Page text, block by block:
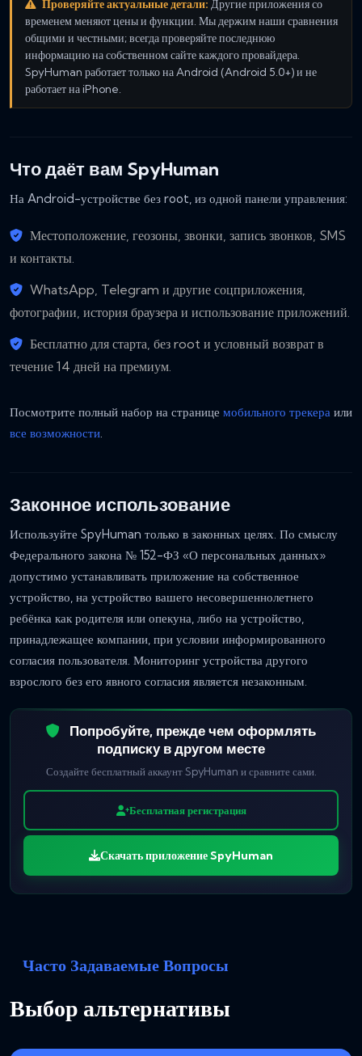
Проверяйте актуальные детали: Другие приложения со
временем меняют цены и функции. Мы держим наши сравнения
общими и честными; всегда проверяйте последнюю
информацию на собственном сайте каждого провайдера.
SpyHuman работает только на Android (Android 5.0+) и не
работает на iPhone.
Что даёт вам SpyHuman
На Android-устройстве без root, из одной панели управления:
Местоположение, геозоны, звонки, запись звонков, SMS
и контакты.
WhatsApp, Telegram и другие соцприложения,
фотографии, история браузера и использование приложений.
Бесплатно для старта, без root и условный возврат в
течение 14 дней на премиум.
Посмотрите полный набор на странице мобильного трекера или
все возможности.
Законное использование
Используйте SpyHuman только в законных целях. По смыслу
Федерального закона № 152-ФЗ «О персональных данных»
допустимо устанавливать приложение на собственное
устройство, на устройство вашего несовершеннолетнего
ребёнка как родителя или опекуна, либо на устройство,
принадлежащее компании, при условии информированного
согласия пользователя. Мониторинг устройства другого
взрослого без его явного согласия является незаконным.
Попробуйте, прежде чем оформлять
подписку в другом месте
Создайте бесплатный аккаунт SpyHuman и сравните сами.
Бесплатная регистрация
Скачать приложение SpyHuman
Часто Задаваемые Вопросы
Выбор альтернативы